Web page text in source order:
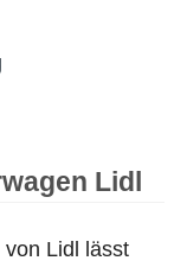
Lidl
Lidl lässt